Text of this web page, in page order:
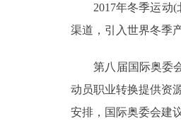
ESPAÑOL
ITALIANO
2017年冬季运动(北
渠道，引入世界冬季
第八届国际奥委会
动员职业转换提供资
安排，国际奥委会建